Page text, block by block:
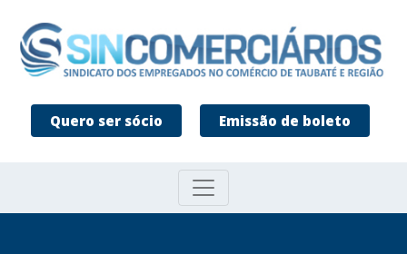
Quero ser sócio Emissão de boleto